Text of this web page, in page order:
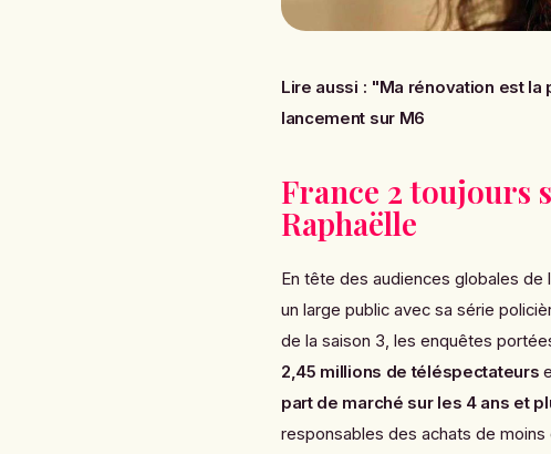
Lire aussi : "Ma rénovation est la
lancement sur M6
France 2 toujours
Raphaëlle
En tête des audiences globales de
un large public avec sa série
de la saison 3, les enquêtes
2,45 millions de téléspectateurs
part de marché sur les 4 ans et
responsables des achats de